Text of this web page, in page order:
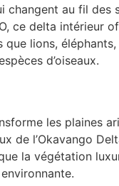
changent au fil des
ce delta intérieur
lions,
d’oiseaux.
les plaines
de l’Okavango
la végétation